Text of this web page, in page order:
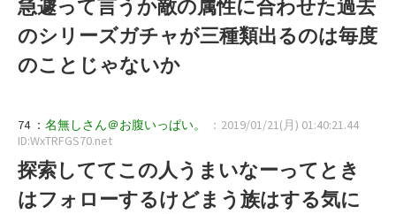
急遽って言うか敵の属性に合わせた過去
のシリーズガチャが三種類出るのは毎度
のことじゃないか
74 ： 名無しさん＠お腹いっぱい。
：2019/01/21(月) 01:40:21.44
ID:WxTRFGS70.net
探索しててこの人うまいなーってとき
はフォローするけどまう族はする気に